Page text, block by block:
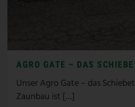
AGRO GATE – DAS
Unser Agro Gate – das
Zaunbau ist […]